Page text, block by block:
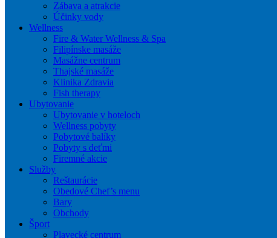
Zábava a atrakcie
Účinky vody
Wellness
Fire & Water Wellness & Spa
Filipínske masáže
Masážne centrum
Thajské masáže
Klinika Zdravia
Fish therapy
Ubytovanie
Ubytovanie v hoteloch
Wellness pobyty
Pobytové balíky
Pobyty s deťmi
Firemné akcie
Služby
Reštaurácie
Obedové Chef’s menu
Bary
Obchody
Šport
Plavecké centrum